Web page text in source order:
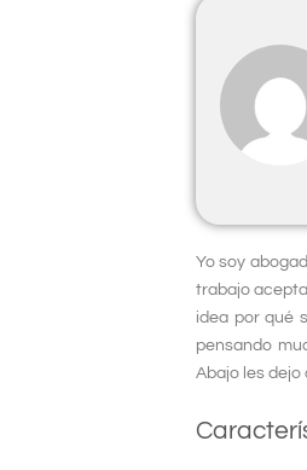
Yo soy
trabajo
idea por qué
pensando
Abajo les dejo